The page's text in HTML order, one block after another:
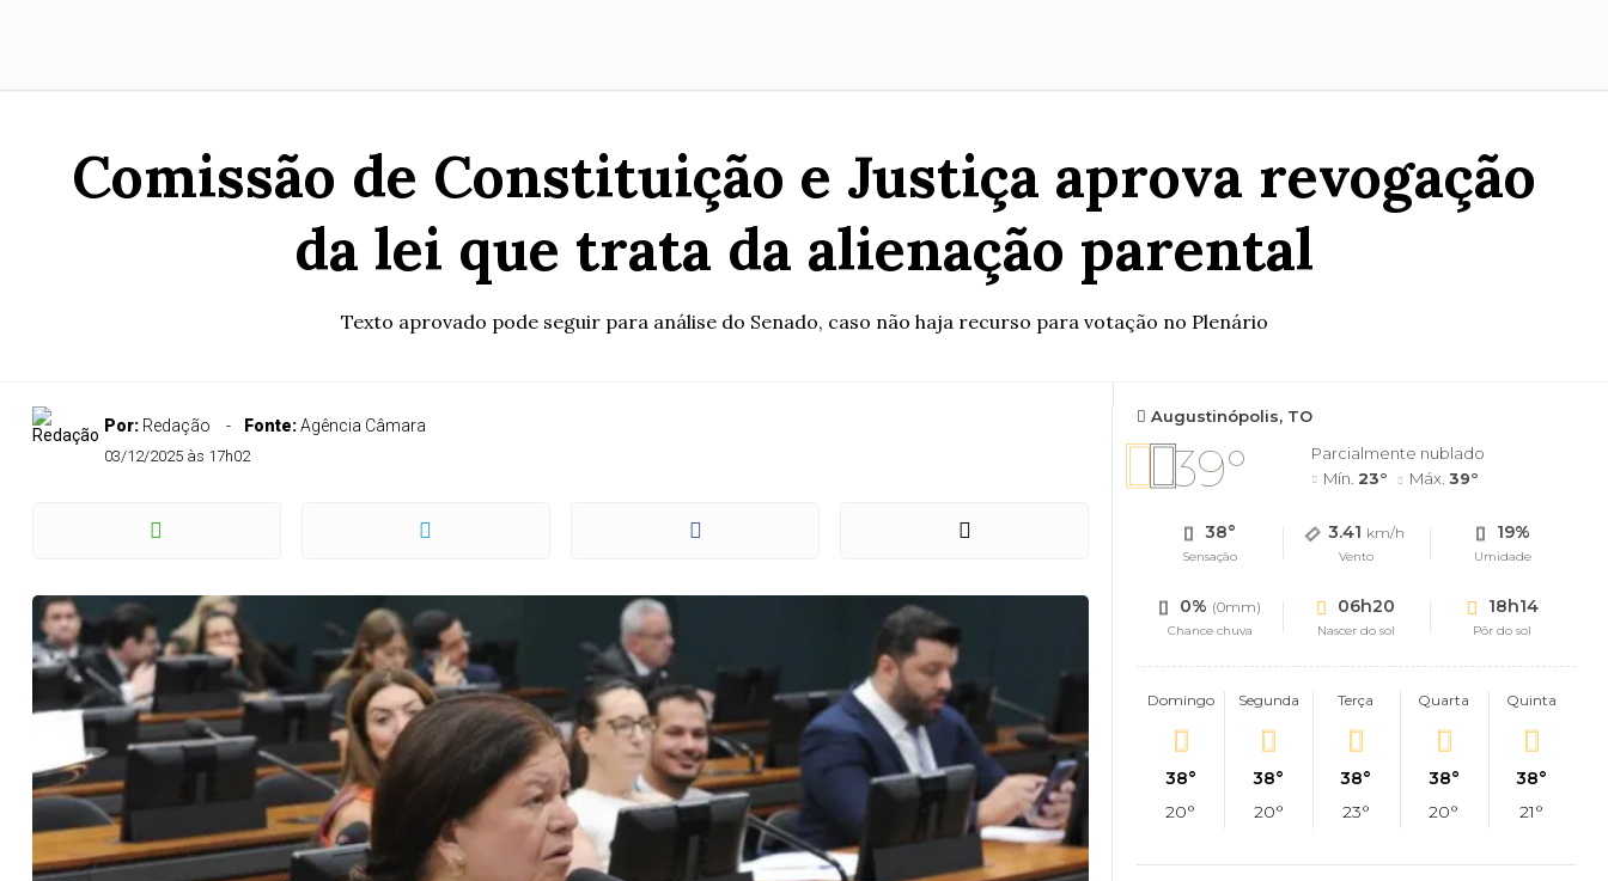
Comissão de Constituição e Justiça aprova revogação
da lei que trata da alienação parental
Texto aprovado pode seguir para análise do Senado, caso não haja recurso para votação no Plenário
Por: Redação Fonte:Agência Câmara
03/12/2025 às 17h02
Augustinópolis, TO
39°
Parcialmente nublado
Mín. 23° Máx. 39°
38°
Sensação
3.41 km/h
Vento
19%
Umidade
0% (0mm)
Chance chuva
06h20
Nascer do sol
18h14
Pôr do sol
Domingo
38°
20°
Segunda
38°
20°
Terça
38°
23°
Quarta
38°
20°
Quinta
38°
21°